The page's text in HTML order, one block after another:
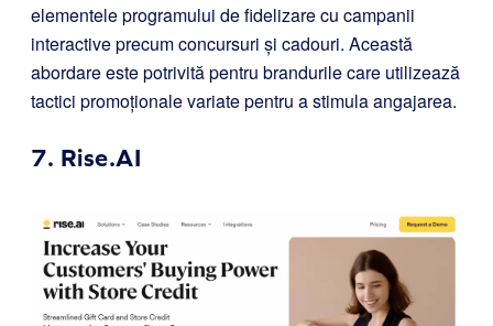
elementele programului de fidelizare cu campanii
interactive precum concursuri și cadouri. Această
abordare este potrivită pentru brandurile care utilizează
tactici promoționale variate pentru a stimula angajarea.
7. Rise.AI